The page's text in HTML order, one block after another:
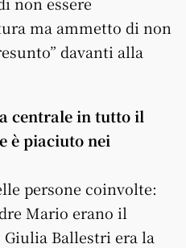
ma ammetto di non
davanti alla
centrale in tutto il
è piaciuto nei
persone coinvolte:
Mario erano il
Ballestri era la